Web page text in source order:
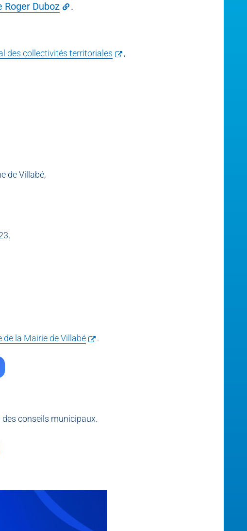
Roger Duboz .
des collectivités territoriales
,
de Villabé,
de la Mairie de Villabé .
des conseils municipaux.